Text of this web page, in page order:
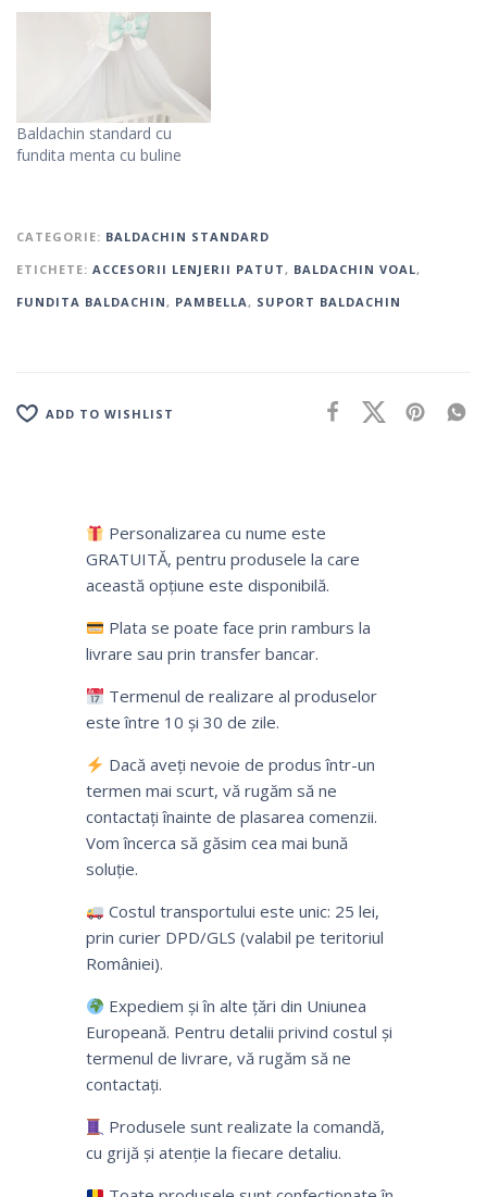
Baldachin standard cu
fundita menta cu buline
CATEGORIE: BALDACHIN STANDARD
ETICHETE: ACCESORII LENJERII PATUT, BALDACHIN VOAL,
FUNDITA BALDACHIN, PAMBELLA, SUPORT BALDACHIN
ADD TO WISHLIST
Personalizarea cu nume este
GRATUITĂ, pentru produsele la care
această opțiune este disponibilă.
Plata se poate face prin ramburs la
livrare sau prin transfer bancar.
Termenul de realizare al produselor
este între 10 și 30 de zile.
Dacă aveți nevoie de produs într-un
termen mai scurt, vă rugăm să ne
contactați înainte de plasarea comenzii.
Vom încerca să găsim cea mai bună
soluție.
Costul transportului este unic: 25 lei,
prin curier DPD/GLS (valabil pe teritoriul
României).
Expediem și în alte țări din Uniunea
Europeană. Pentru detalii privind costul și
termenul de livrare, vă rugăm să ne
contactați.
Produsele sunt realizate la comandă,
cu grijă și atenție la fiecare detaliu.